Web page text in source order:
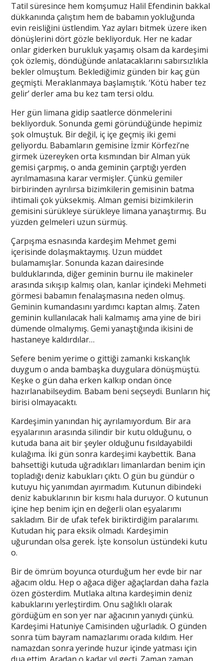
Tatil süresince hem komşumuz Halil Efendinin bakkal
dükkanında çalıştım hem de babamın yokluğunda
evin reisliğini üstlendim. Yaz ayları bitmek üzere iken
dönüşlerini dört gözle bekliyorduk. Her ne kadar
onlar giderken burukluk yaşamış olsam da kardeşimi
çok özlemiş, döndüğünde anlatacaklarını sabırsızlıkla
bekler olmuştum. Beklediğimiz günden bir kaç gün
geçmişti. Meraklanmaya başlamıştık. ‘Kötü haber tez
gelir’ derler ama bu kez tam tersi oldu.
Her gün limana gidip saatlerce dönmelerini
bekliyorduk. Sonunda gemi göründüğünde hepimiz
şok olmuştuk. Bir değil, iç içe geçmiş iki gemi
geliyordu. Babamların gemisine İzmir Körfezi’ne
girmek üzereyken orta kısmından bir Alman yük
gemisi çarpmış, o anda geminin çarptığı yerden
ayrılmamasına karar vermişler. Çünkü gemiler
birbirinden ayrılırsa bizimkilerin gemisinin batma
ihtimali çok yüksekmiş. Alman gemisi bizimkilerin
gemisini sürükleye sürükleye limana yanaştırmış. Bu
yüzden gelmeleri uzun sürmüş.
Çarpışma esnasında kardeşim Mehmet gemi
içerisinde dolaşmaktaymış. Uzun müddet
bulamamışlar. Sonunda kazan dairesinde
bulduklarında, diğer geminin burnu ile makineler
arasında sıkışıp kalmış olan, kanlar içindeki Mehmeti
görmesi babamın fenalaşmasına neden olmuş.
Geminin kumandasını yardımcı kaptan almış. Zaten
geminin kullanılacak hali kalmamış ama yine de biri
dümende olmalıymış. Gemi yanaştığında ikisini de
hastaneye kaldırdılar…
Sefere benim yerime o gittiği zamanki kıskançlık
duygum o anda bambaşka duygulara dönüşmüştü.
Keşke o gün daha erken kalkıp ondan önce
hazırlanabilseydim. Babam beni seçseydi. Bunların hiç
birisi olmayacaktı.
Kardeşimin yanından hiç ayrılamıyordum. Bir ara
eşyalarının arasında silindir bir kutu olduğunu, o
kutuda bana ait bir şeyler olduğunu fısıldayabildi
kulağıma. İki gün sonra kardeşimi kaybettik. Bana
bahsettiği kutuda uğradıkları limanlardan benim için
topladığı deniz kabukları çıktı. O gün bu gündür o
kutuyu hiç yanımdan ayırmadım. Kutunun dibindeki
deniz kabuklarının bir kısmı hala duruyor. O kutunun
içine hep benim için en değerli olan eşyalarımı
sakladım. Bir de ufak tefek biriktirdiğim paralarımı.
Kutudan hiç para eksik olmadı. Kardeşimin
uğurundan olsa gerek. İşte konsolun üstündeki kutu
o.
Bir de ömrüm boyunca oturduğum her evde bir nar
ağacım oldu. Hep o ağaca diğer ağaçlardan daha fazla
özen gösterdim. Mutlaka altına kardeşimin deniz
kabuklarını yerleştirdim. Onu sağlıklı olarak
gördüğüm en son yer nar ağacının yanıydı çünkü.
Kardeşimi Hatuniye Camisinden uğurladık. O günden
sonra tüm bayram namazlarımı orada kıldım. Her
namazdan sonra yerinde huzur içinde yatması için